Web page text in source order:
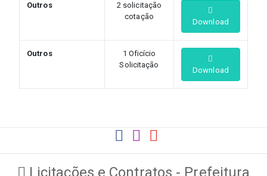
Outros
2 solicitação
cotação
Download
Outros
1 Oficício
Solicitação
Download
Licitações e Contratos - Prefeitura